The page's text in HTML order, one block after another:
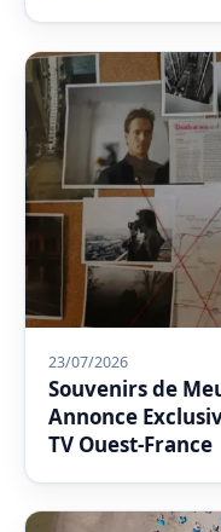
23/07/2026
Souvenirs de
Annonce
TV Ouest-France